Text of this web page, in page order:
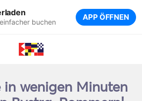
buchen APP ÖFFNEN
in wenigen Minuten